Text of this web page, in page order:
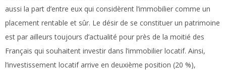
aussi la part d’entre eux qui considèrent l’immobilier comme un
placement rentable et sûr. Le désir de se constituer un patrimoine
est par ailleurs toujours d’actualité pour près de la moitié des
Français qui souhaitent investir dans l’immobilier locatif. Ainsi,
l’investissement locatif arrive en deuxième position (20 %),